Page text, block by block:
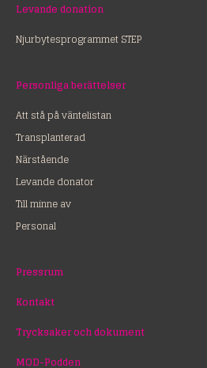
Levande donation
Njurbytesprogrammet STEP
Personliga berättelser
Att stå på väntelistan
Transplanterad
Närstående
Levande donator
Till minne av
Personal
Pressrum
Kontakt
Trycksaker och dokument
MOD-Podden